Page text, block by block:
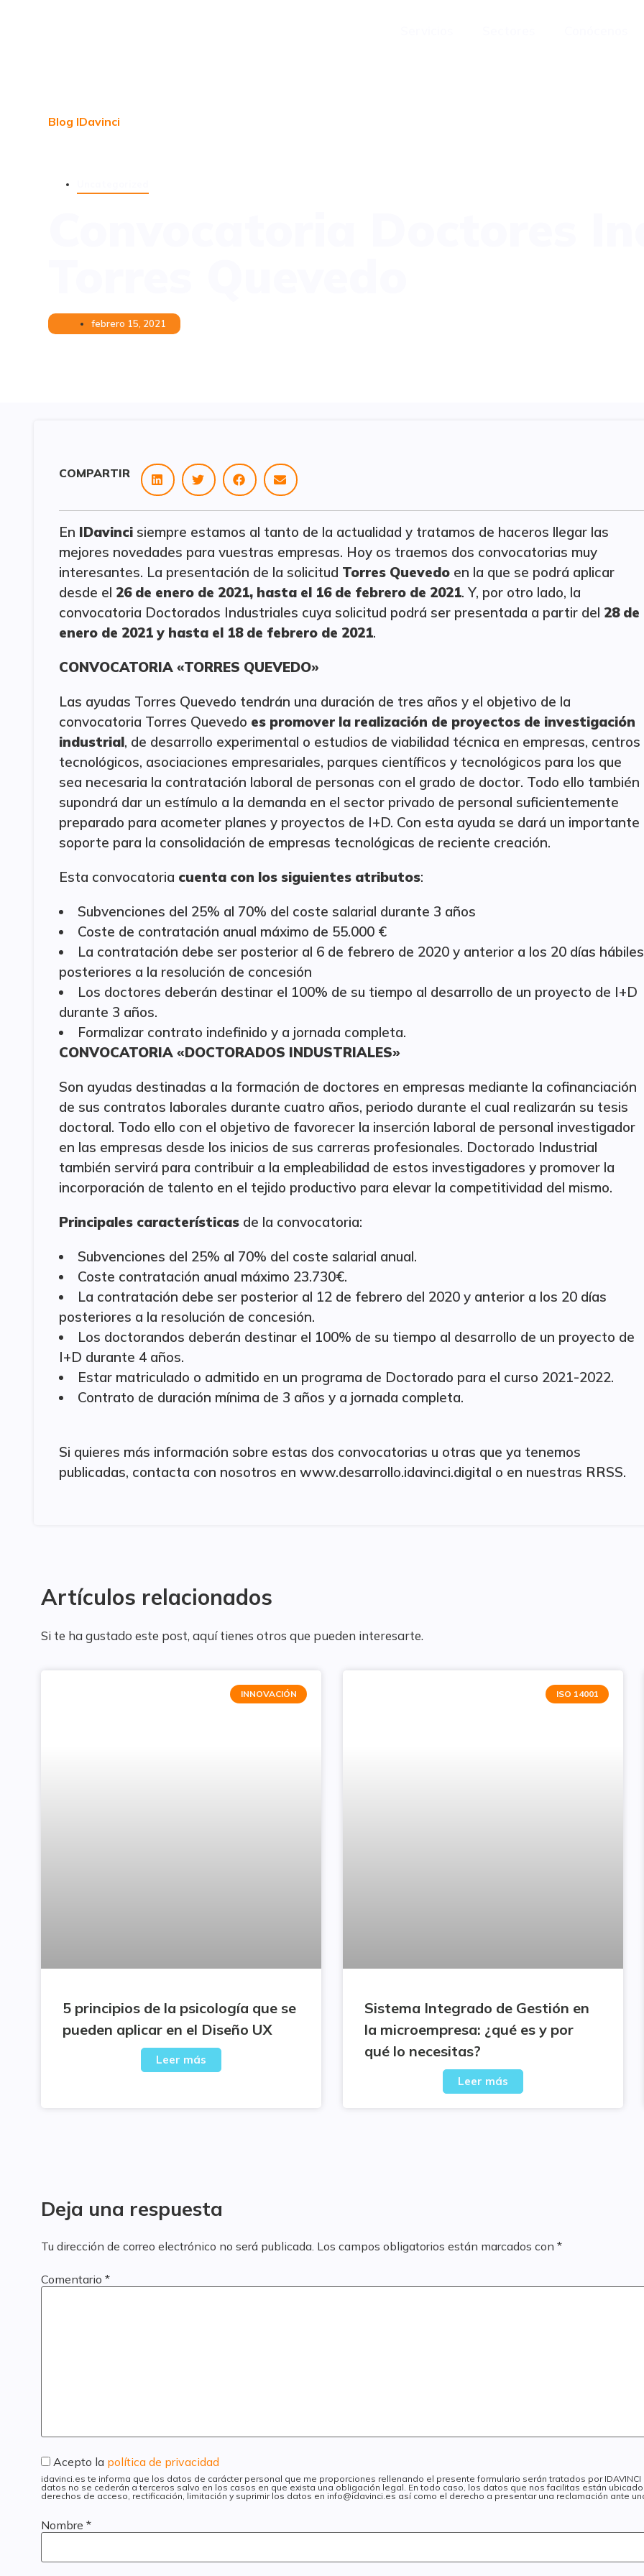
Blog IDavinci
febrero 15, 2021
COMPARTIR
En IDavinci siempre estamos al tanto de la actualidad y tratamos de haceros llegar las
mejores novedades para vuestras empresas. Hoy os traemos dos convocatorias muy
interesantes. La presentación de la solicitud Torres Quevedo en la que se podrá aplicar
desde el 26 de enero de 2021, hasta el 16 de febrero de 2021. Y, por otro lado, la
convocatoria Doctorados Industriales cuya solicitud podrá ser presentada a partir del 28 de
enero de 2021 y hasta el 18 de febrero de 2021.
CONVOCATORIA «TORRES QUEVEDO»
Las ayudas Torres Quevedo tendrán una duración de tres años y el objetivo de la
convocatoria Torres Quevedo es promover la realización de proyectos de investigación
industrial, de desarrollo experimental o estudios de viabilidad técnica en empresas, centros
tecnológicos, asociaciones empresariales, parques científicos y tecnológicos para los que
sea necesaria la contratación laboral de personas con el grado de doctor. Todo ello también
supondrá dar un estímulo a la demanda en el sector privado de personal suficientemente
preparado para acometer planes y proyectos de I+D. Con esta ayuda se dará un importante
soporte para la consolidación de empresas tecnológicas de reciente creación.
Esta convocatoria cuenta con los siguientes atributos:
Subvenciones del 25% al 70% del coste salarial durante 3 años
Coste de contratación anual máximo de 55.000 €
La contratación debe ser posterior al 6 de febrero de 2020 y anterior a los 20 días hábiles
posteriores a la resolución de concesión
Los doctores deberán destinar el 100% de su tiempo al desarrollo de un proyecto de I+D
durante 3 años.
Formalizar contrato indefinido y a jornada completa.
CONVOCATORIA «DOCTORADOS INDUSTRIALES»
Son ayudas destinadas a la formación de doctores en empresas mediante la cofinanciación
de sus contratos laborales durante cuatro años, periodo durante el cual realizarán su tesis
doctoral. Todo ello con el objetivo de favorecer la inserción laboral de personal investigador
en las empresas desde los inicios de sus carreras profesionales. Doctorado Industrial
también servirá para contribuir a la empleabilidad de estos investigadores y promover la
incorporación de talento en el tejido productivo para elevar la competitividad del mismo.
Principales características de la convocatoria:
Subvenciones del 25% al 70% del coste salarial anual.
Coste contratación anual máximo 23.730€.
La contratación debe ser posterior al 12 de febrero del 2020 y anterior a los 20 días
posteriores a la resolución de concesión.
Los doctorandos deberán destinar el 100% de su tiempo al desarrollo de un proyecto de
I+D durante 4 años.
Estar matriculado o admitido en un programa de Doctorado para el curso 2021-2022.
Contrato de duración mínima de 3 años y a jornada completa.
Si quieres más información sobre estas dos convocatorias u otras que ya tenemos
publicadas, contacta con nosotros en www.desarrollo.idavinci.digital o en nuestras RRSS.
Artículos relacionados
Si te ha gustado este post, aquí tienes otros que pueden interesarte.
INNOVACIÓN
5 principios de la psicología que se
pueden aplicar en el Diseño UX
Leer más
ISO 14001
Sistema Integrado de Gestión en
la microempresa: ¿qué es y por
qué lo necesitas?
Leer más
Deja una respuesta
Tu dirección de correo electrónico no será publicada. Los campos obligatorios están marcados con *
Comentario *
Acepto la política de privacidad
idavinci.es te informa que los datos de carácter personal que me proporciones rellenando el presente formulario serán tratados por
datos no se cederán a terceros salvo en los casos en que exista una obligación legal. En todo caso, los datos que nos facilitas están
derechos de acceso, rectificación, limitación y suprimir los datos en info@idavinci.es así como el derecho a presentar una reclamación ante
Nombre *